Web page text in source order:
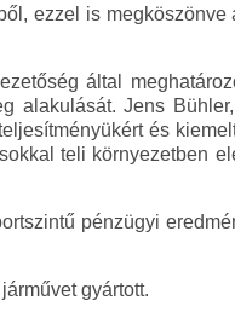
ezzel is megköszönve
által
alakulását. Jens
és
teli környezetben
pénzügyi
gyártott.